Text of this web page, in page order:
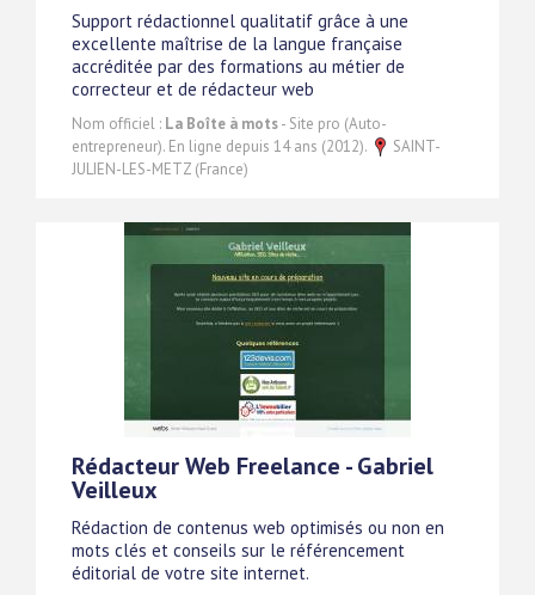
Support rédactionnel qualitatif grâce à une
excellente maîtrise de la langue française
accréditée par des formations au métier de
correcteur et de rédacteur web
Nom officiel : La Boîte à mots- Site pro (Auto-
entrepreneur). En ligne depuis 14 ans (2012).
SAINT-
JULIEN-LES-METZ (France)
Rédacteur Web Freelance - Gabriel
Veilleux
Rédaction de contenus web optimisés ou non en
mots clés et conseils sur le référencement
éditorial de votre site internet.